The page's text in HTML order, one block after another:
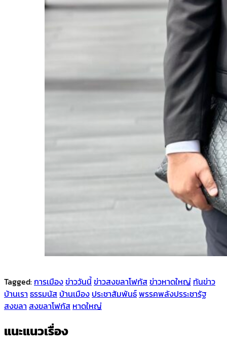
Tagged:การเมืองข่าววันนี้ข่าวสงขลาโฟกัสข่าวหาดใหญ่ ทันข่าว
บ้านเรา ธรรมนัส บ้านเมือง ประชาสัมพันธ์พรรคพลังปรระชารัฐ
สงขลา สงขลาโฟกัส หาดใหญ่
แนะแนวเรื่อง